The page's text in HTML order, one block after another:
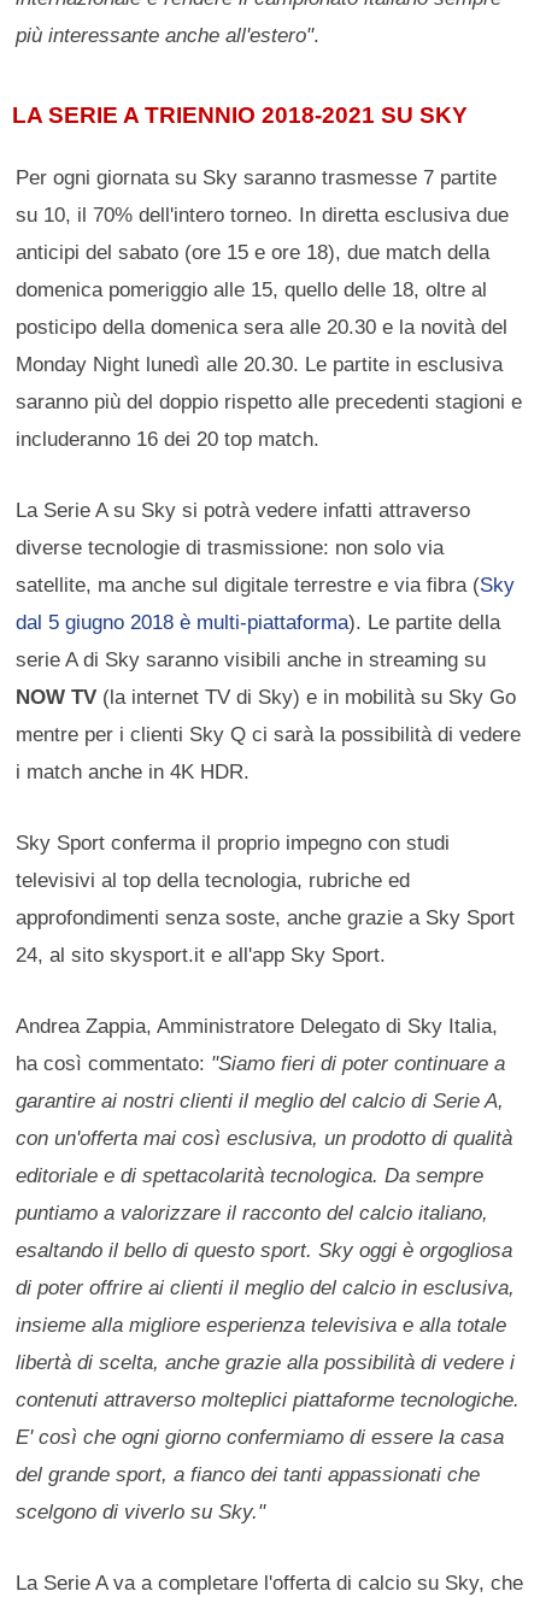
più interessante anche all'estero".
LA SERIE A TRIENNIO 2018-2021 SU SKY
Per ogni giornata su Sky saranno trasmesse 7 partite
su 10, il 70% dell'intero torneo. In diretta esclusiva due
anticipi del sabato (ore 15 e ore 18), due match della
domenica pomeriggio alle 15, quello delle 18, oltre al
posticipo della domenica sera alle 20.30 e la novità del
Monday Night lunedì alle 20.30. Le partite in esclusiva
saranno più del doppio rispetto alle precedenti stagioni e
includeranno 16 dei 20 top match.
La Serie A su Sky si potrà vedere infatti attraverso
diverse tecnologie di trasmissione: non solo via
satellite, ma anche sul digitale terrestre e via fibra (Sky
dal 5 giugno 2018 è multi-piattaforma). Le partite della
serie A di Sky saranno visibili anche in streaming su
NOW TV (la internet TV di Sky) e in mobilità su Sky Go
mentre per i clienti Sky Q ci sarà la possibilità di vedere
i match anche in 4K HDR.
Sky Sport conferma il proprio impegno con studi
televisivi al top della tecnologia, rubriche ed
approfondimenti senza soste, anche grazie a Sky Sport
24, al sito skysport.it e all'app Sky Sport.
Andrea Zappia, Amministratore Delegato di Sky Italia,
ha così commentato: "Siamo fieri di poter continuare a
garantire ai nostri clienti il meglio del calcio di Serie A,
con un'offerta mai così esclusiva, un prodotto di qualità
editoriale e di spettacolarità tecnologica. Da sempre
puntiamo a valorizzare il racconto del calcio italiano,
esaltando il bello di questo sport. Sky oggi è orgogliosa
di poter offrire ai clienti il meglio del calcio in esclusiva,
insieme alla migliore esperienza televisiva e alla totale
libertà di scelta, anche grazie alla possibilità di vedere i
contenuti attraverso molteplici piattaforme tecnologiche.
E' così che ogni giorno confermiamo di essere la casa
del grande sport, a fianco dei tanti appassionati che
scelgono di viverlo su Sky."
La Serie A va a completare l'offerta di calcio su Sky, che